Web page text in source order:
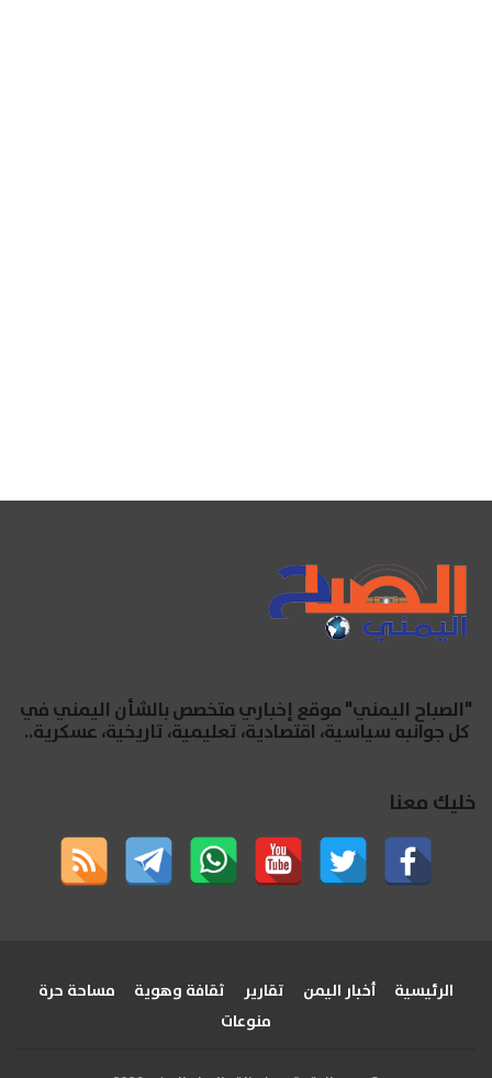
"الصباح اليمني" موقع إخباري متخصص بالشأن اليمني في
كل جوانبه سياسية، اقتصادية، تعليمية، تاريخية، عسكرية..
خليك معنا
الرئيسية أخبار اليمن تقارير ثقافة وهوية
مساحة حرة
منوعات